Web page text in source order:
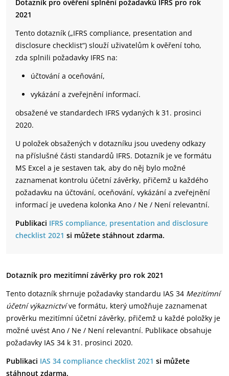
Dotazník pro ověření splnění požadavků IFRS pro rok
2021
Tento dotazník („IFRS compliance, presentation and
disclosure checklist“) slouží uživatelům k ověření toho,
zda splnili požadavky IFRS na:
účtování a oceňování,
vykázání a zveřejnění informací.
obsažené ve standardech IFRS vydaných k 31. prosinci
2020.
U položek obsažených v dotazníku jsou uvedeny odkazy
na příslušné části standardů IFRS. Dotazník je ve formátu
MS Excel a je sestaven tak, aby do něj bylo možné
zaznamenat kontrolu účetní závěrky, přičemž u každého
požadavku na účtování, oceňování, vykázání a zveřejnění
informací je uvedena kolonka Ano / Ne / Není relevantní.
Publikaci IFRS compliance, presentation and disclosure
checklist 2021 si můžete stáhnout zdarma.
Dotazník pro mezitímní závěrky pro rok 2021
Tento dotazník shrnuje požadavky standardu IAS 34 Mezitímní
účetní výkaznictvíve formátu, který umožňuje zaznamenat
prověrku mezitímní účetní závěrky, přičemž u každé položky je
možné uvést Ano / Ne / Není relevantní. Publikace obsahuje
požadavky IAS 34 k 31. prosinci 2020.
Publikaci IAS 34 compliance checklist 2021 si můžete
stáhnout zdarma.